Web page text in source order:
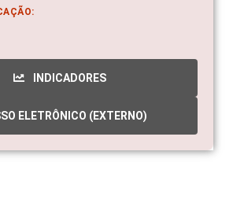
INDICADORES
ELETRÔNICO (EXTERNO)